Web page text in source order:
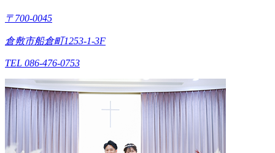
〒700-0045
倉敷市船倉町1253-1-3F
TEL 086-476-0753